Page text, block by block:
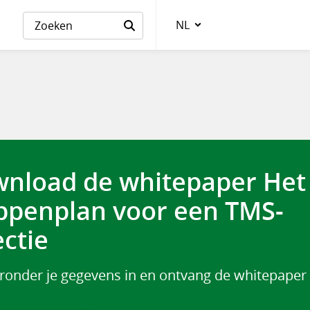
NL
Taalkeuze
de whitepaper
voor een TMS-
je gegevens in en ontvang de whitepaper